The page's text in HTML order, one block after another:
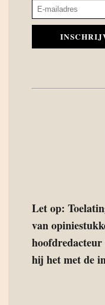
Let op:
van
hoofdredacteur
hij het met de